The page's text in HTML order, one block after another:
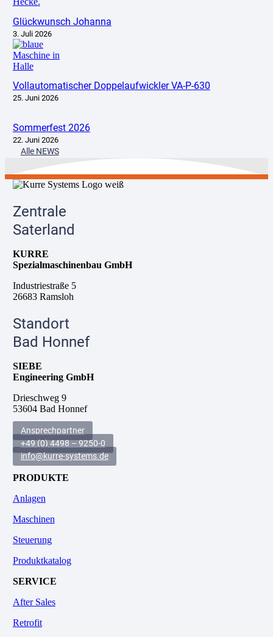
Glückwunsch Johanna
3. Juli 2026
Vollautomatischer Doppelaufwickler VA-P-630
25. Juni 2026
Sommerfest 2026
22. Juni 2026
Alle NEWS
Zentrale
Saterland
KURRE
Spezialmaschinenbau GmbH
Industriestraße 5
26683 Ramsloh
Standort
Bad Honnef
SIEBE
Engineering GmbH
Drieschweg 9
53604 Bad Honnef
Ansprechpartner
+49 (0) 4498 – 9250-0
info@kurre-systems.de
PRODUKTE
Anlagen
Maschinen
Steuerung
Produktkatalog
SERVICE
After Sales
Retrofit